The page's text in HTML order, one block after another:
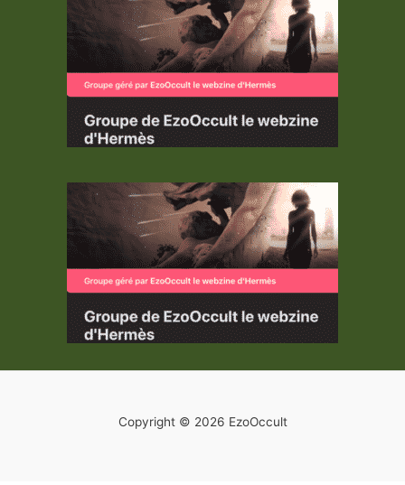
Copyright © 2026 EzoOccult